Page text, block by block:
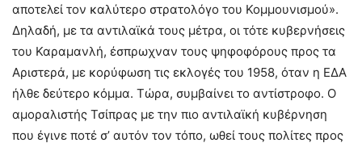
αποτελεί τον καλύτερο στρατολόγο του Κομμουνισμού».
Δηλαδή, με τα αντιλαϊκά τους μέτρα, οι τότε κυβερνήσεις
του Καραμανλή, έσπρωχναν τους ψηφοφόρους προς τα
Αριστερά, με κορύφωση τις εκλογές του 1958, όταν η ΕΔΑ
ήλθε δεύτερο κόμμα. Τώρα, συμβαίνει το αντίστροφο. Ο
αμοραλιστής Τσίπρας με την πιο αντιλαϊκή κυβέρνηση
που έγινε ποτέ σ’ αυτόν τον τόπο, ωθεί τους πολίτες προς